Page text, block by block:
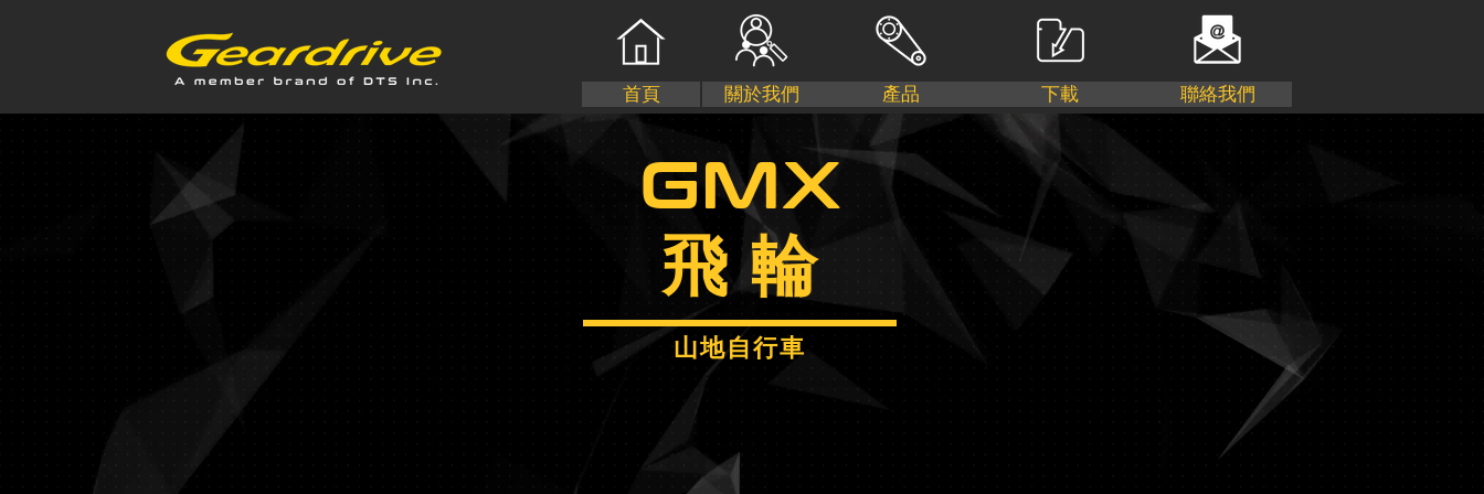
首頁 關於我們 產品 下載 聯絡我們
GMX
飛 輪
山地自行車